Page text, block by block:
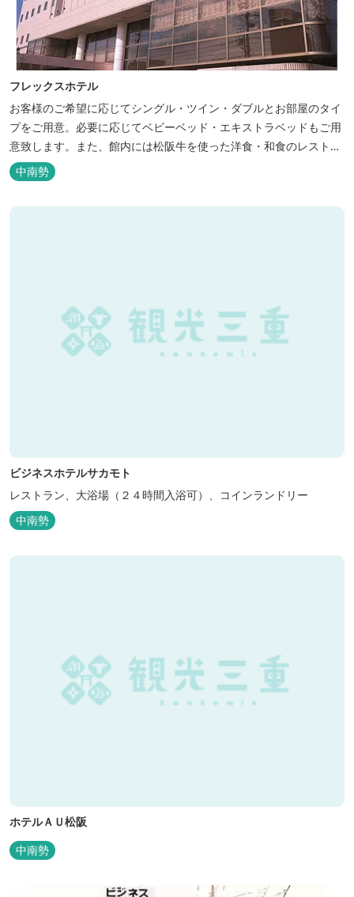
フレックスホテル
お客様のご希望に応じてシングル・ツイン・ダブルとお部屋のタイ
プをご用意。必要に応じてベビーベッド・エキストラベッドもご用
意致します。また、館内には松阪牛を使った洋食・和食のレストラ
ンと喫茶があります。伊勢神宮参拝や、伊勢志摩、東紀州への観光
の拠点にご利用ください。
中南勢
ビジネスホテルサカモト
レストラン、大浴場（２４時間入浴可）、コインランドリー
中南勢
ホテルＡＵ松阪
中南勢